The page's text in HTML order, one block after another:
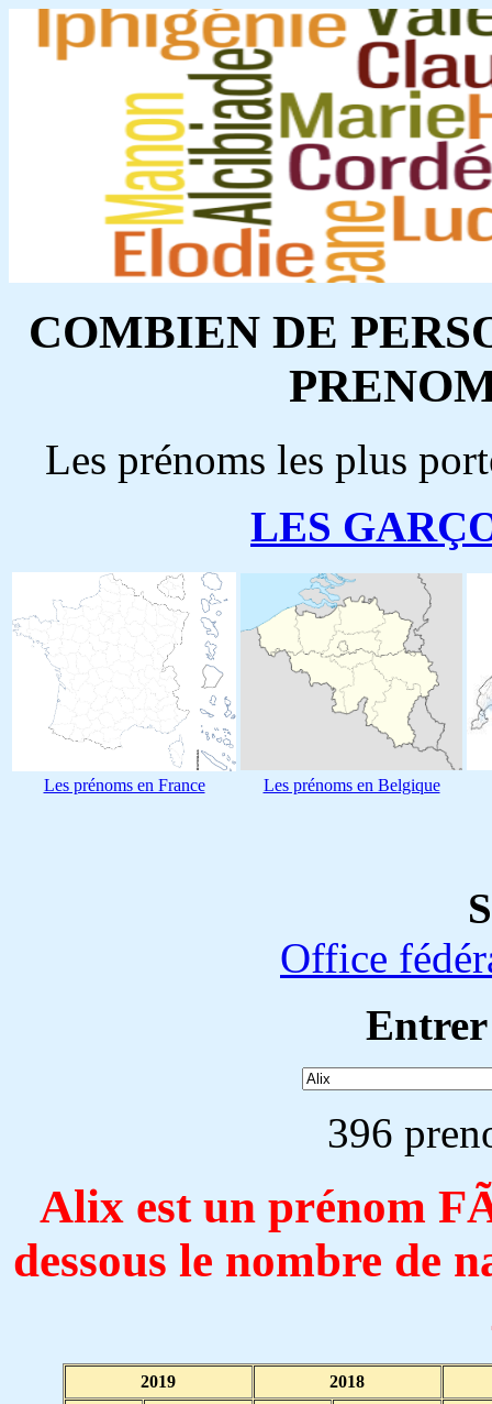
COMBIEN DE
Les prénoms les plus
LES
Les prénoms en France Les prénoms en Belgique
Office
396
Alix est un prénom
dessous le nombre de
2019
2018